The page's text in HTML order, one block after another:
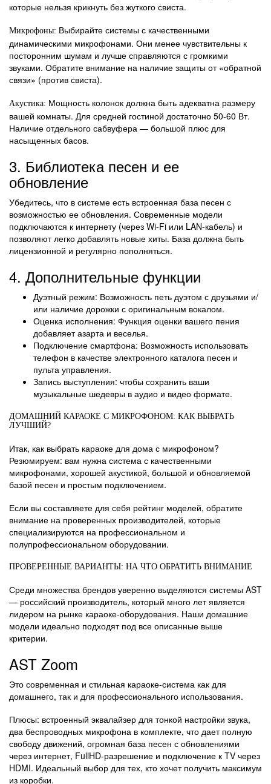
которые нельзя крикнуть без жуткого свиста.
Микрофоны: Выбирайте системы с качественными
динамическими микрофонами. Они менее чувствительны к
посторонним шумам и лучше справляются с громкими
звуками. Обратите внимание на наличие защиты от «обратной
связи» (против свиста).
Акустика: Мощность колонок должна быть адекватна размеру
вашей комнаты. Для средней гостиной достаточно 50-60 Вт.
Наличие отдельного сабвуфера — большой плюс для
насыщенных басов.
3. Библиотека песен и ее
обновление
Убедитесь, что в системе есть встроенная база песен с
возможностью ее обновления. Современные модели
подключаются к интернету (через Wi-Fi или LAN-кабель) и
позволяют легко добавлять новые хиты. База должна быть
лицензионной и регулярно пополняться.
4. Дополнительные функции
Дуэтный режим: Возможность петь дуэтом с друзьями и/
или наличие дорожки с оригинальным вокалом.
Оценка исполнения: Функция оценки вашего пения
добавляет азарта и веселья.
Подключение смартфона: Возможность использовать
телефон в качестве электронного каталога песен и
пульта управления.
Запись выступления: чтобы сохранить ваши
музыкальные шедевры в аудио и видео формате.
ДОМАШНИЙ КАРАОКЕ С МИКРОФОНОМ: КАК ВЫБРАТЬ
ЛУЧШИЙ?
Итак, как выбрать караоке для дома с микрофоном?
Резюмируем: вам нужна система с качественными
микрофонами, хорошей акустикой, большой и обновляемой
базой песен и простым подключением.
Если вы составляете для себя рейтинг моделей, обратите
внимание на проверенных производителей, которые
специализируются на профессиональном и
полупрофессиональном оборудовании.
ПРОВЕРЕННЫЕ ВАРИАНТЫ: НА ЧТО ОБРАТИТЬ ВНИМАНИЕ
Среди множества брендов уверенно выделяются системы AST
— российский производитель, который много лет является
лидером на рынке караоке-оборудования. Наши домашние
модели идеально подходят под все описанные выше
критерии.
AST Zoom
Это современная и стильная караоке-система как для
домашнего, так и для профессионального использования.
Плюсы: встроенный эквалайзер для тонкой настройки звука,
два беспроводных микрофона в комплекте, что дает полную
свободу движений, огромная база песен с обновлениями
через интернет, FullHD-разрешение и подключение к TV через
HDMI. Идеальный выбор для тех, кто хочет получить максимум
из коробки.